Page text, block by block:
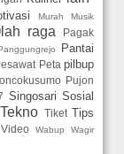
Murah Musik
raga Pagak
Pantai
Peta pilbup
Pujon
Singosari Sosial
Tekno Tiket Tips
Video Wabup Wagir